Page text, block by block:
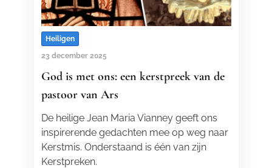
Heiligen
23 december 2025
God is met ons: een kerstpreek van de
pastoor van Ars
De heilige Jean Maria Vianney geeft ons
inspirerende gedachten mee op weg naar
Kerstmis. Onderstaand is één van zijn
Kerstpreken.